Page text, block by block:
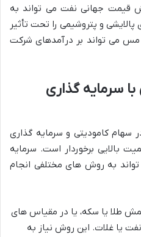
قیمت جهانی نفت می تواند به
و پتروشیمی را تحت تأثیر
می تواند بر درآمدهای شرکت
سرمایه گذاری
سهام کامودیتی و سرمایه گذاری
بالایی برخوردار است. سرمایه
به روش های مختلفی انجام
طلا یا سکه، یا در مقیاس های
یا غلات. این روش نیاز به